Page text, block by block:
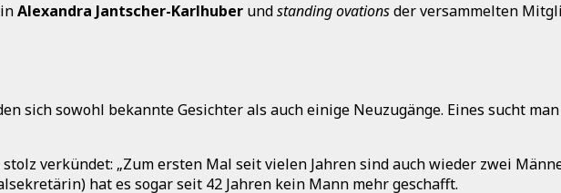
Alexandra Jantscher-Karlhuber undstanding ovationsder versammelten
sich sowohl bekannte Gesichter als auch einige Neuzugänge. Eines sucht
verkündet: „Zum ersten Mal seit vielen Jahren sind auch wieder zwei
hat es sogar seit 42 Jahren kein Mann mehr geschafft.